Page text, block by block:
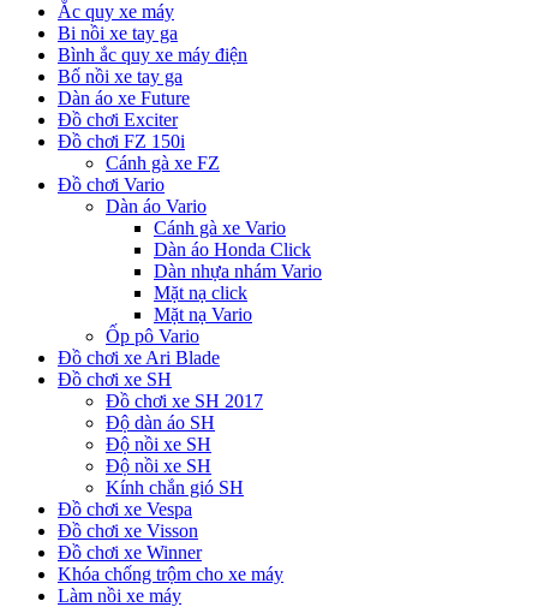
Ắc quy xe máy
Bi nồi xe tay ga
Bình ắc quy xe máy điện
Bố nồi xe tay ga
Dàn áo xe Future
Đồ chơi Exciter
Đồ chơi FZ 150i
Cánh gà xe FZ
Đồ chơi Vario
Dàn áo Vario
Cánh gà xe Vario
Dàn áo Honda Click
Dàn nhựa nhám Vario
Mặt nạ click
Mặt nạ Vario
Ốp pô Vario
Đồ chơi xe Ari Blade
Đồ chơi xe SH
Đồ chơi xe SH 2017
Độ dàn áo SH
Độ nồi xe SH
Độ nồi xe SH
Kính chắn gió SH
Đồ chơi xe Vespa
Đồ chơi xe Visson
Đồ chơi xe Winner
Khóa chống trộm cho xe máy
Làm nồi xe máy